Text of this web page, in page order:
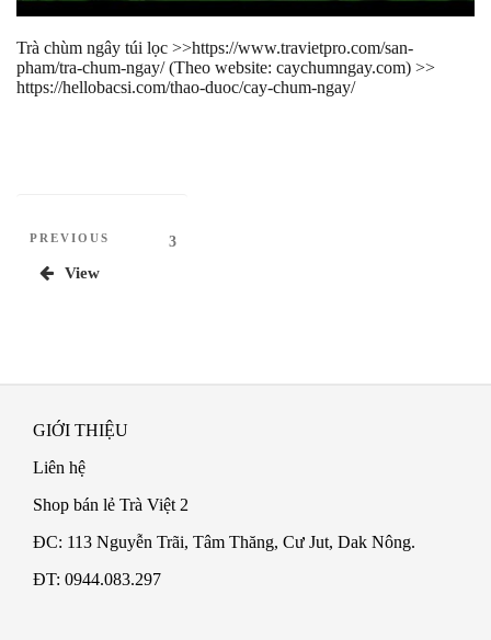
Trà chùm ngây túi lọc >>https://www.travietpro.com/san-
pham/tra-chum-ngay/ (Theo website: caychumngay.com) >>
https://hellobacsi.com/thao-duoc/cay-chum-ngay/
Phân
trang
Previous
Post
PREVIOUS
View
Page3
GIỚI THIỆU
Liên hệ
Shop bán lẻ Trà Việt 2
ĐC: 113 Nguyễn Trãi, Tâm Thăng, Cư Jut, Dak Nông.
ĐT: 0944.083.297